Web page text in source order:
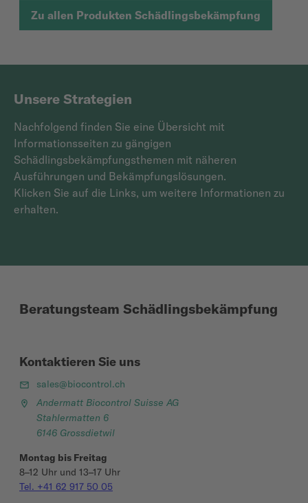
Zu allen Produkten Schädlingsbekämpfung
Unsere Strategien
Nachfolgend finden Sie eine Übersicht mit
Informationsseiten zu gängigen
Schädlingsbekämpfungsthemen mit näheren
Ausführungen und Bekämpfungslösungen.
Klicken Sie auf die Links, um weitere Informationen zu
erhalten.
Beratungsteam Schädlingsbekämpfung
Kontaktieren Sie uns
sales@biocontrol.ch
Andermatt Biocontrol Suisse AG
Stahlermatten 6
6146 Grossdietwil
Montag bis Freitag
8–12 Uhr und 13–17 Uhr
Tel. +41 62 917 50 05